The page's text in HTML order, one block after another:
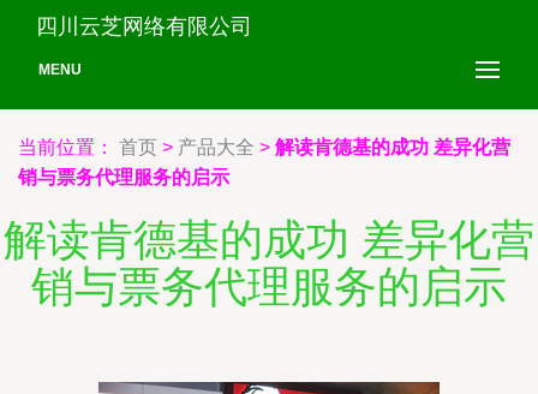
四川云芝网络有限公司
MENU
当前位置： 首页 > 产品大全 > 解读肯德基的成功 差异化营
销与票务代理服务的启示
解读肯德基的成功 差异化营
销与票务代理服务的启示